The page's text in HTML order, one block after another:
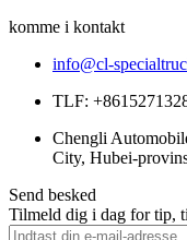
komme i kontakt
info@cl-
TLF:
Chengli
City, Hubei-
Send besked
Tilmeld dig i dag for tip,